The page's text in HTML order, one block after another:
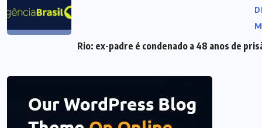
Rio: ex-padre é condenado a 48 anos de